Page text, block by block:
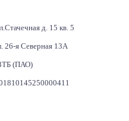
д. 15 кв. 5
26-я Северная 13А
(ПАО)